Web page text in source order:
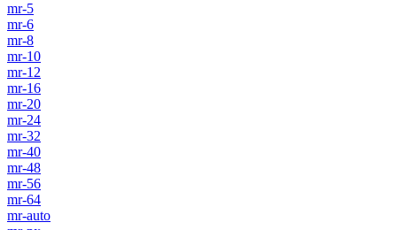
mr-5
mr-6
mr-8
mr-10
mr-12
mr-16
mr-20
mr-24
mr-32
mr-40
mr-48
mr-56
mr-64
mr-auto